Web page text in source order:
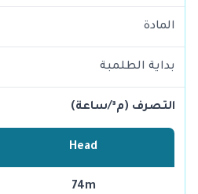
المادة
بداية الطلمبة
التصرف (م³/ساعة)
Head
74m